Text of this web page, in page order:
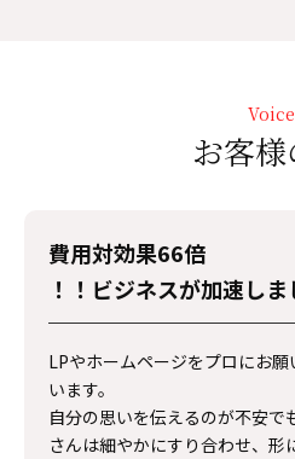
Voice
お客
費用対効果66倍
！！ビジネスが加速しま
LPやホームページをプロにお
います。
自分の思いを伝えるのが不安で
さんは細やかにすり合わせ、形